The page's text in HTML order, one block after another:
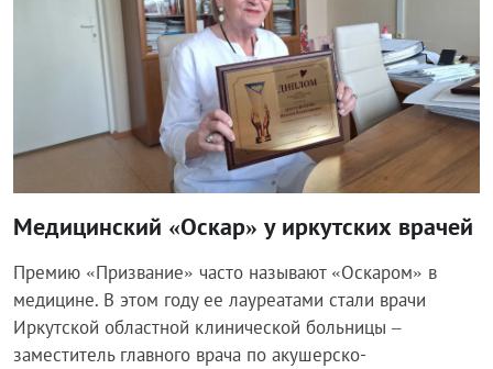
Медицинский «Оскар» у иркутских врачей
Премию «Призвание» часто называют «Оскаром» в
медицине. В этом году ее лауреатами стали врачи
Иркутской областной клинической больницы –
заместитель главного врача по акушерско-